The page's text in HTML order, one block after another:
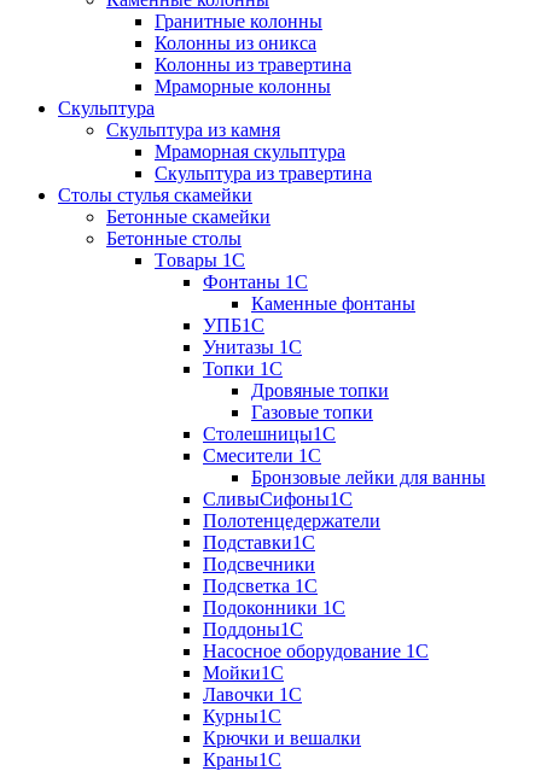
Гранитные колонны
Колонны из оникса
Колонны из травертина
Мраморные колонны
Скульптура
Скульптура из камня
Мраморная скульптура
Скульптура из травертина
Столы стулья скамейки
Бетонные скамейки
Бетонные столы
Tовары 1C
Фонтаны 1C
Каменные фонтаны
УПБ1С
Унитазы 1С
Топки 1С
Дровяные топки
Газовые топки
Столешницы1С
Смесители 1С
Бронзовые лейки для ванны
СливыСифоны1С
Полотенцедержатели
Подставки1С
Подсвечники
Подсветка 1С
Подоконники 1С
Поддоны1С
Насосное оборудование 1С
Мойки1С
Лавочки 1С
Курны1С
Крючки и вешалки
Краны1С